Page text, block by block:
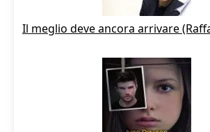
Il meglio deve ancora arrivare